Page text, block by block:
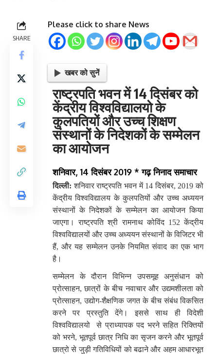
SHARE
Please click to share News
खबर को सुनें
राष्ट्रपति भवन में 14 दिसंबर को
केंद्रीय विश्वविद्यालयो के
कुलपतियों और उच्च शिक्षण
संस्थानों के निदेशकों के सम्मेलन
का आयोजन
शनिवार, 14 दिसंबर 2019 * गढ़ निनाद समाचार
दिल्ली: शनिवार राष्ट्रपति भवन में 14 दिसंबर, 2019 को
केंद्रीय विश्वविद्यालय के कुलपतियों और उच्च अध्ययन
संस्थानों के निदेशकों के सम्मेलन का आयोजन किया
जाएगा। राष्ट्रपति श्री रामनाथ कोविंद 152 केंद्रीय
विश्वविद्यालयों और उच्च अध्ययन संस्थानों के विजिटर भी
हैं, और यह सम्मेलन उनके नियमित संवाद का एक भाग
है।
सम्मेलन के दौरान विभिन्न उपसमूह अनुसंधान को
प्रोत्साहन, छात्रों के बीच नवाचार और उद्यमशीलता को
प्रोत्साहन, उद्योग-शैक्षणिक जगत के बीच संबंध विकसित
करने पर प्रस्तुति देंगे। इससे साथ ही विदेशी
विश्वविद्यालयो  से प्राध्यापक पद भरने सहित रिक्तियों
को भरने, भूतपूर्व छात्र निधि का सृजन करने और भूतपूर्व
छात्रो से जुड़ी गतिविधियों को बढाने और अहम आधारभूत